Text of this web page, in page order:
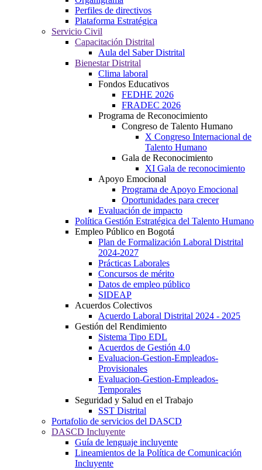
Perfiles de directivos
Plataforma Estratégica
Servicio Civil
Capacitación Distrital
Aula del Saber Distrital
Bienestar Distrital
Clima laboral
Fondos Educativos
FEDHE 2026
FRADEC 2026
Programa de Reconocimiento
Congreso de Talento Humano
X Congreso Internacional de
Talento Humano
Gala de Reconocimiento
XI Gala de reconocimiento
Apoyo Emocional
Programa de Apoyo Emocional
Oportunidades para crecer
Evaluación de impacto
Política Gestión Estratégica del Talento Humano
Empleo Público en Bogotá
Plan de Formalización Laboral Distrital
2024-2027
Prácticas Laborales
Concursos de mérito
Datos de empleo público
SIDEAP
Acuerdos Colectivos
Acuerdo Laboral Distrital 2024 - 2025
Gestión del Rendimiento
Sistema Tipo EDL
Acuerdos de Gestión 4.0
Evaluacion-Gestion-Empleados-
Provisionales
Evaluacion-Gestion-Empleados-
Temporales
Seguridad y Salud en el Trabajo
SST Distrital
Portafolio de servicios del DASCD
DASCD Incluyente
Guía de lenguaje incluyente
Lineamientos de la Política de Comunicación
Incluyente